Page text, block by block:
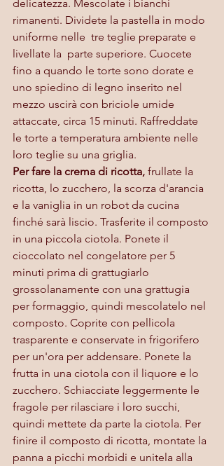
delicatezza. Mescolate i bianchi
rimanenti. Dividete la pastella in modo
uniforme nelle  tre teglie preparate e
livellate la  parte superiore. Cuocete
fino a quando le torte sono dorate e
uno spiedino di legno inserito nel
mezzo uscirà con briciole umide
attaccate, circa 15 minuti. Raffreddate
le torte a temperatura ambiente nelle
loro teglie su una griglia.
Per fare la crema di ricotta, frullate la
ricotta, lo zucchero, la scorza d'arancia
e la vaniglia in un robot da cucina
finché sarà liscio. Trasferite il composto
in una piccola ciotola. Ponete il
cioccolato nel congelatore per 5
minuti prima di grattugiarlo
grossolanamente con una grattugia
per formaggio, quindi mescolatelo nel
composto. Coprite con pellicola
trasparente e conservate in frigorifero
per un'ora per addensare. Ponete la
frutta in una ciotola con il liquore e lo
zucchero. Schiacciate leggermente le
fragole per rilasciare i loro succhi,
quindi mettete da parte la ciotola. Per
finire il composto di ricotta, montate la
panna a picchi morbidi e unitela alla